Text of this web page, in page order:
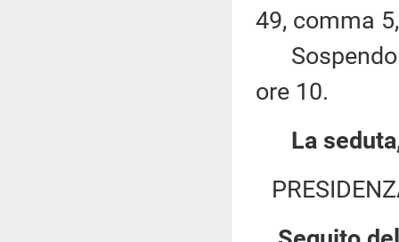
49, comma
Sospendo
ore 10.
La